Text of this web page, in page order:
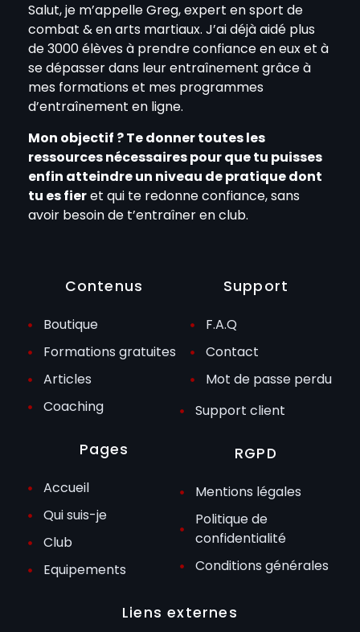
Salut, je m’appelle Greg, expert en sport de
combat & en arts martiaux. J’ai déjà aidé plus
de 3000 élèves à prendre confiance en eux et à
se dépasser dans leur entraînement grâce à
mes formations et mes programmes
d’entraînement en ligne.
Mon objectif ? Te donner toutes les
ressources nécessaires pour que tu puisses
enfin atteindre un niveau de pratique dont
tu es fieret qui te redonne confiance, sans
avoir besoin de t’entraîner en club.
Contenus
Boutique
Formations gratuites
Articles
Coaching
Pages
Accueil
Qui suis-je
Club
Equipements
Support
F.A.Q
Contact
Mot de passe perdu
Support client
RGPD
Mentions légales
Politique de
confidentialité
Conditions générales
Liens externes